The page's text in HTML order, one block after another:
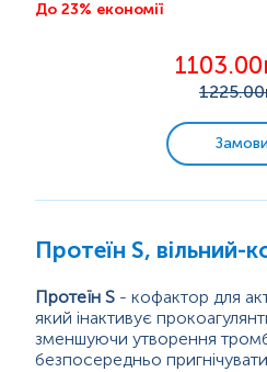
станів, які спричиняють
До 23% економії
1225
Протеїн S, вільний-
Протеїн S - кофактор для
який інактивує
зменшуючи утворення
безпосередньо